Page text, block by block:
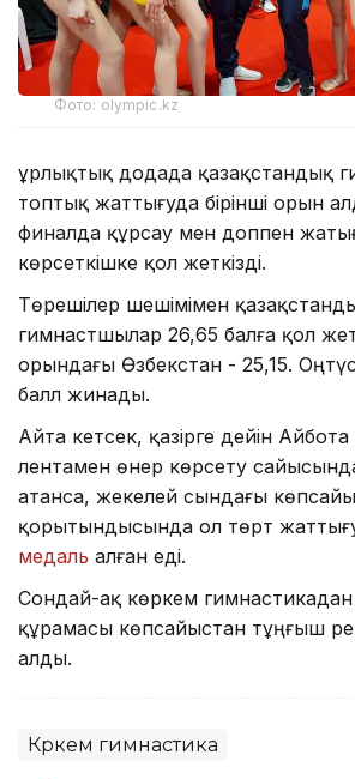
Фото: olympic.kz
Құрлықтық додада қазақстандық
топтық жаттығуда бірінші орын
финалда құрсау мен доппен
көрсеткішке қол жеткізді.
Төрешілер шешімімен
гимнастшылар 26,65 балға қол
орындағы Өзбекстан - 25,15.
балл жинады.
Айта кетсек, қазірге дейін
лентамен өнер көрсету
атанса, жекелей сындағы
қорытындысында ол төрт
медаль алған еді.
Сондай-ақ көркем гимнастикадан
құрамасы көпсайыстан тұңғыш
алды.
Көркем гимнастика